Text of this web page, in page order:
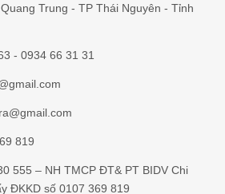
Trung - TP Thái Nguyên - Tỉnh
- 0934 66 31 31
819
555 – NH TMCP ĐT& PT BIDV Chi
ĐKKD số 0107 369 819